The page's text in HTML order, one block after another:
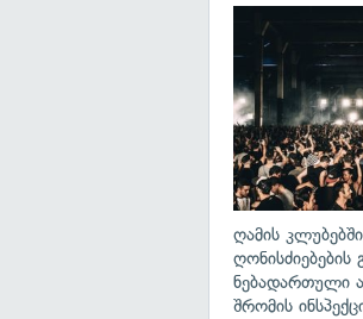
ღამის კლუბებში
ღონისძიებების
ნებადართული
შრომის